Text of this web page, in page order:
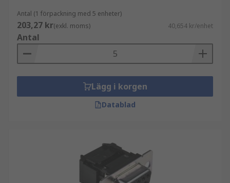
Antal (1 förpackning med 5 enheter)
203,27 kr(exkl. moms) 40,654 kr/enhet
Antal
Lägg i korgen
Datablad